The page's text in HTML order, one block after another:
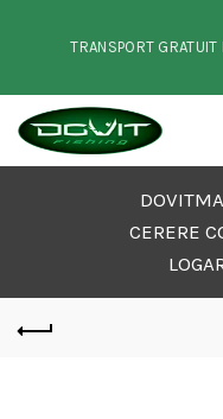
TRANSPORT
CERERE